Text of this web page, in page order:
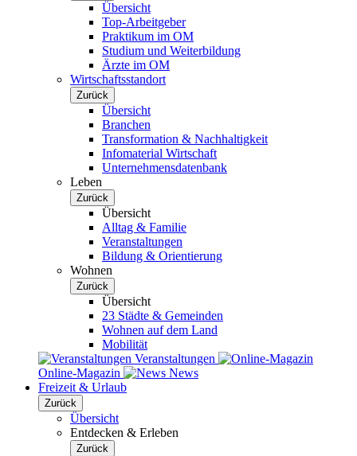
Übersicht
Top-Arbeitgeber
Praktikum im OM
Studium und Weiterbildung
Ärzte im OM
Wirtschaftsstandort
Zurück
Übersicht
Branchen
Transformation & Nachhaltigkeit
Infomaterial Wirtschaft
Unternehmensdatenbank
Leben
Zurück
Übersicht
Alltag & Familie
Veranstaltungen
Bildung & Orientierung
Wohnen
Zurück
Übersicht
23 Städte & Gemeinden
Wohnen auf dem Land
Mobilität
Veranstaltungen
Online-Magazin
News
Freizeit & Urlaub
Zurück
Übersicht
Entdecken & Erleben
Zurück